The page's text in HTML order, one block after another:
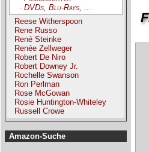
· DVDs, Blu-Rays, ...
Reese Witherspoon
Rene Russo
René Steinke
Renée Zellweger
Robert De Niro
Robert Downey Jr.
Rochelle Swanson
Ron Perlman
Rose McGowan
Rosie Huntington-Whiteley
Russell Crowe
Amazon-Suche